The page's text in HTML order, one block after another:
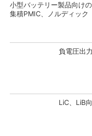
小型バッテリー製品向け
集積PMIC、ノルディック
負電圧出
LiC、LiB